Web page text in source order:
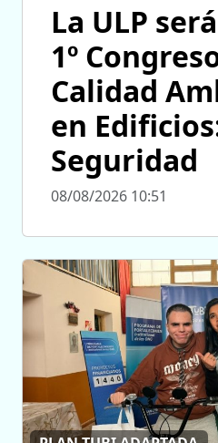
La ULP
1º
Calidad
en
Seguridad
08/08/2026 10:51